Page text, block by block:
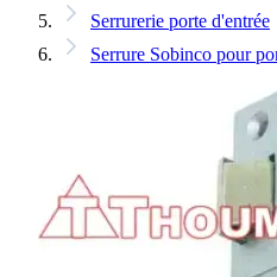
Serrurerie porte d'entrée
Serrure Sobinco pour